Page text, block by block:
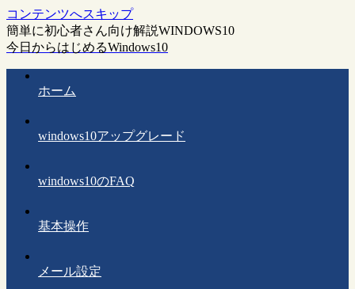
コンテンツへスキップ
簡単に初心者さん向け解説WINDOWS10
今日からはじめるWindows10
ホーム
windows10アップグレード
windows10のFAQ
基本操作
メール設定